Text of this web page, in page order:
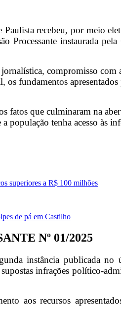
recebeu, por meio
Processante instaurada
compromisso com
fundamentos
que culminaram na
tenha acesso às
superiores a R$ 100 milhões
de pá em Castilho
Nº 01/2025
instância publicada no
supostas infrações político-
aos recursos